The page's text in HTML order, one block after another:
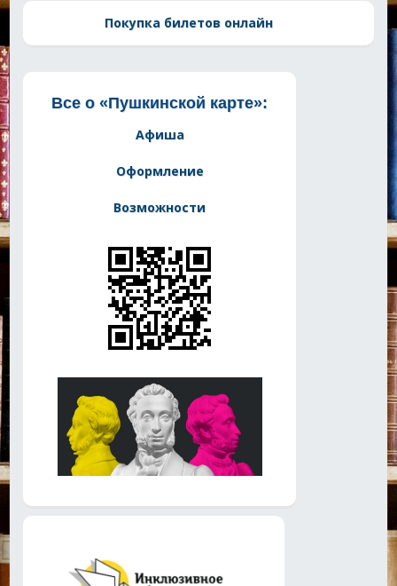
Покупка билетов онлайн
Все о «Пушкинской карте»:
Афиша
Оформление
Возможности